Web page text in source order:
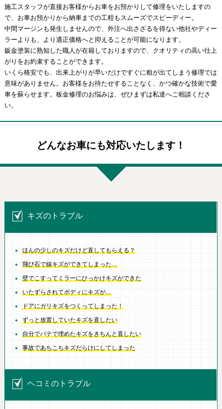
施工スタッフが直接お客様からお車をお預かりして修理をいたしますの
で、お車お預かりから納車までの工程もスムーズでスピーディー。
中間マージンも発生しませんので、外注へ出さざるを得ない他社やディー
ラーよりも、より適正価格へと抑えることが可能になります。
鈑金塗装に熟知した職人が在籍しておりますので、クオリティの高い仕上
がりをお約束することができます。
いくら格安でも、出来上がりが早いだけですぐに粗が出てしまう修理では
意味がありません。お客様をお待たせすることなく、かつ確かな技術で愛
車を蘇らせます。板金修理のお悩みは、ぜひまずは私達へご相談くださ
い。
どんなお車にも対応いたします！
キズのトラブル
ほんの少しのキズだけど直してもらえる？
飛び石で線キズができてしまった…
壁でこすってミラーにひっかけキズができた
いたずらされてボディにキズが…
ドアにガリキズをつくってしまった！
ずっと放置していたキズを直したい
自分でパテで埋めたキズをきちんと直したい
事故であちこちキズだらけにしてしまった
ヘコミのトラブル